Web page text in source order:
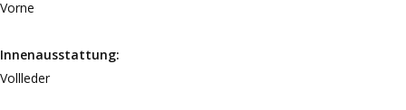
Vorne
Innenausstattung:
Vollleder